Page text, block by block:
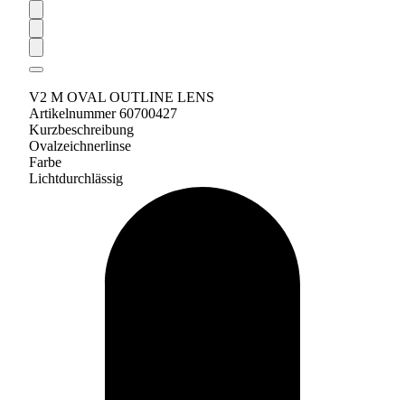
V2 M OVAL OUTLINE LENS
Artikelnummer 60700427
Kurzbeschreibung
Ovalzeichnerlinse
Farbe
Lichtdurchlässig